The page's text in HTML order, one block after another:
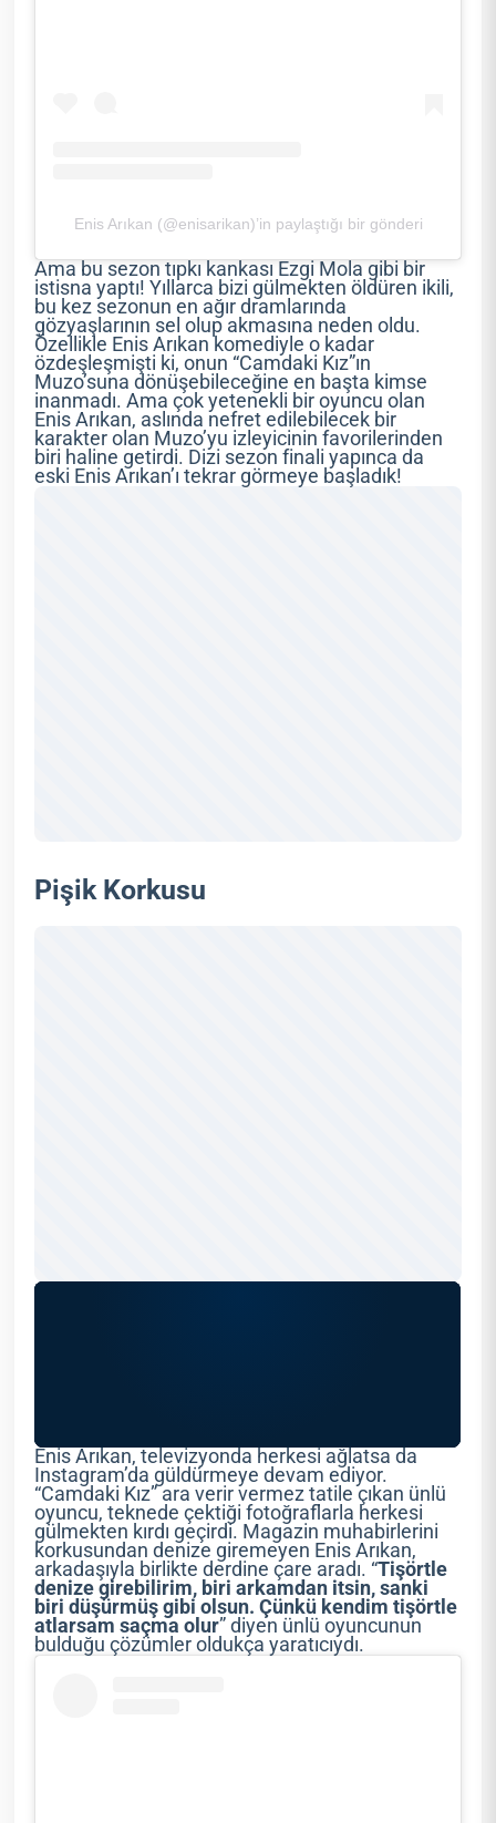
Enis Arıkan (@enisarikan)’in paylaştığı bir gönderi
Ama bu sezon tıpkı kankası Ezgi Mola gibi bir
istisna yaptı! Yıllarca bizi gülmekten öldüren ikili,
bu kez sezonun en ağır dramlarında
gözyaşlarının sel olup akmasına neden oldu.
Özellikle Enis Arıkan komediyle o kadar
özdeşleşmişti ki, onun “Camdaki Kız”ın
Muzo’suna dönüşebileceğine en başta kimse
inanmadı. Ama çok yetenekli bir oyuncu olan
Enis Arıkan, aslında nefret edilebilecek bir
karakter olan Muzo’yu izleyicinin favorilerinden
biri haline getirdi. Dizi sezon finali yapınca da
eski Enis Arıkan’ı tekrar görmeye başladık!
Pişik Korkusu
Enis Arıkan, televizyonda herkesi ağlatsa da
Instagram’da güldürmeye devam ediyor.
“Camdaki Kız” ara verir vermez tatile çıkan ünlü
oyuncu, teknede çektiği fotoğraflarla herkesi
gülmekten kırdı geçirdi. Magazin muhabirlerini
korkusundan denize giremeyen Enis Arıkan,
arkadaşıyla birlikte derdine çare aradı. “Tişörtle
denize girebilirim, biri arkamdan itsin, sanki
biri düşürmüş gibi olsun. Çünkü kendim tişörtle
atlarsam saçma olur” diyen ünlü oyuncunun
bulduğu çözümler oldukça yaratıcıydı.